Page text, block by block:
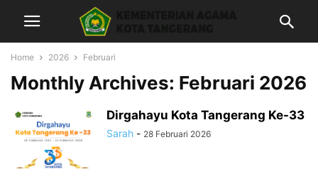
Home 2026 Februari
Monthly Archives: Februari 2026
Dirgahayu Kota Tangerang Ke-33
Sarah - 28 Februari 2026